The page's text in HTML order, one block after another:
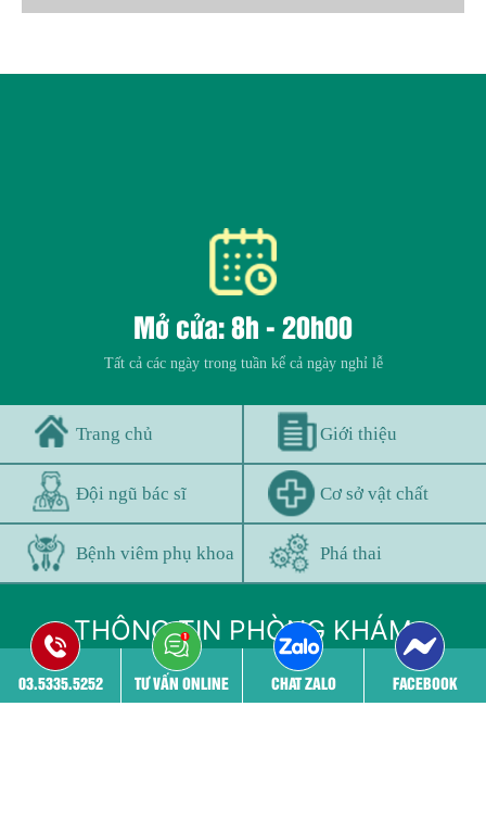
Mở cửa: 8h - 20h00
Tất cả các ngày trong tuần kể cả ngày nghỉ lễ
Trang chủ Giới thiệu
Đội ngũ bác sĩ Cơ sở vật chất
Bệnh viêm phụ khoa Phá thai
THÔNG TIN PHÒNG KHÁM
03.5335.5252 - 03.5335.5252
03.5335.5252 TƯ VẤN ONLINE CHAT ZALO FACEBOOK